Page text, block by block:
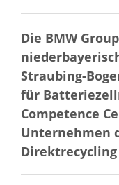
Die BMW
Straubing-
für
Competence
Unternehmen